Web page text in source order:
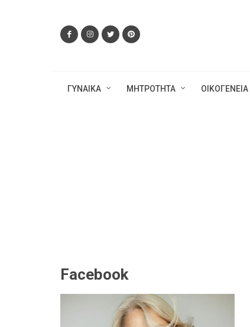
ΓΥΝΑΙΚΑ ΜΗΤΡΟΤΗΤΑ ΟΙΚΟΓΕΝΕΙΑ
Facebook